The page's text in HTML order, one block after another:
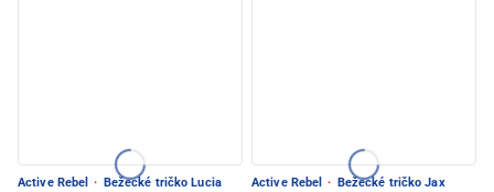
Active Rebel · Bežecké tričko Lucia
Active Rebel · Bežecké tričko Jax